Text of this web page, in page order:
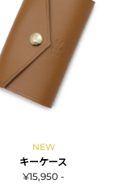
NEW
キーケース
¥15,950 -